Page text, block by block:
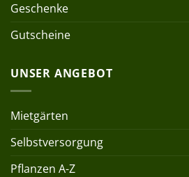
Geschenke
Gutscheine
UNSER ANGEBOT
Mietgärten
Selbstversorgung
Pflanzen A-Z